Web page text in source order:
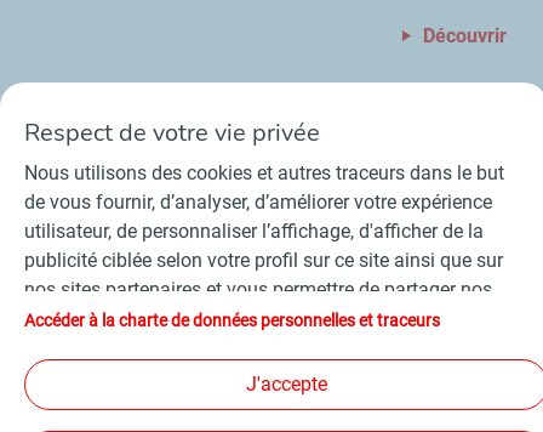
Découvrir
Contact Fournisseurs
Espace presse
Conditions Générales d’Utilisation
Accessibilité : partiellement conforme
Plan du site
©2026 TotalEnergies
Respect de votre vie privée
Nous utilisons des cookies et autres traceurs dans le but
de vous fournir, d’analyser, d’améliorer votre expérience
utilisateur, de personnaliser l’affichage, d'afficher de la
publicité ciblée selon votre profil sur ce site ainsi que sur
nos sites partenaires et vous permettre de partager nos
contenus sur les réseaux sociaux. Conformément à la
d'audience sont déposés par défaut. Vous pouvez à tout
moment modifier vos paramètres de cookies en cliquant
Accéder à la charte de données personnelles et traceurs
J'accepte